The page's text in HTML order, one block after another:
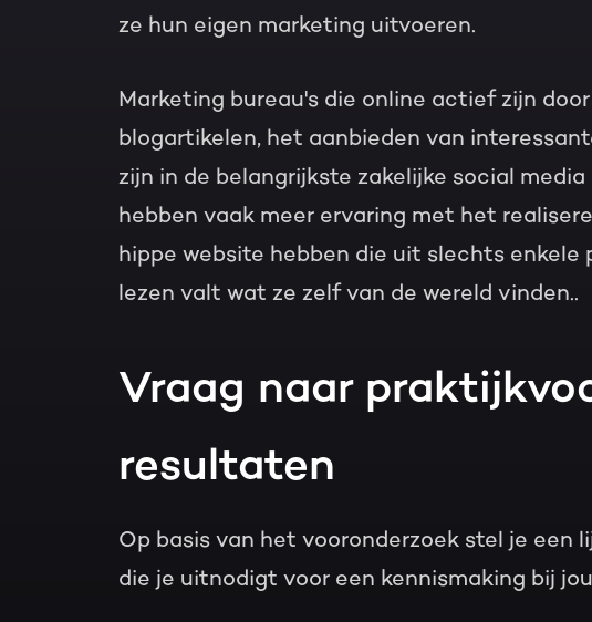
ze hun eigen marketing uitvoeren.
Marketing bureau's die online actief zijn
blogartikelen, het aanbieden van
zijn in de belangrijkste zakelijke social
hebben vaak meer ervaring met het
hippe website hebben die uit slechts enkele
lezen valt wat ze zelf van de wereld vinden..
Vraag naar
resultaten
Op basis van het vooronderzoek stel je een
die je uitnodigt voor een kennismaking bij